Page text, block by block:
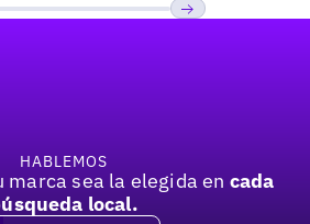
HABLEMOS
marca sea la elegida en cada
local.